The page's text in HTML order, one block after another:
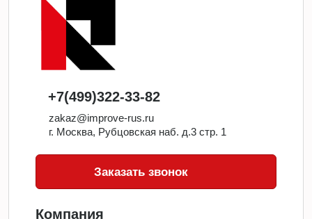
+7(499)322-33-82
zakaz@improve-rus.ru
г. Москва, Рубцовская наб. д.3 стр. 1
Заказать звонок
Компания